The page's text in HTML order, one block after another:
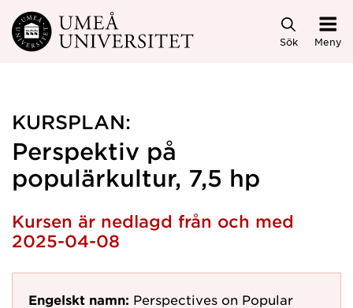
Hoppa direkt till innehållet
Sök Meny
KURSPLAN:
Perspektiv på
populärkultur, 7,5 hp
Kursen är nedlagd från och med
2025-04-08
Engelskt namn: Perspectives on Popular